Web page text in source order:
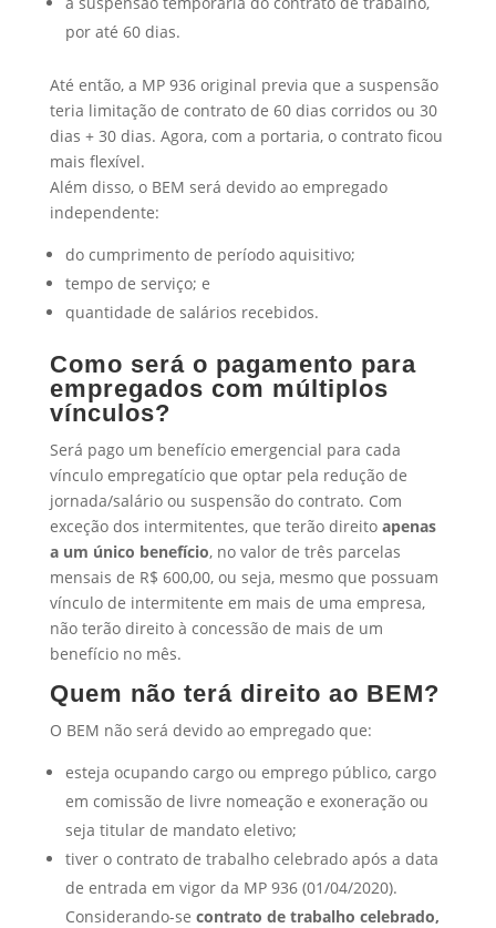
por até 60 dias.
Até então, a MP 936 original previa que a suspensão
teria limitação de contrato de 60 dias corridos ou 30
dias + 30 dias. Agora, com a portaria, o contrato ficou
mais flexível.
Além disso, o BEM será devido ao empregado
independente:
do cumprimento de período aquisitivo;
tempo de serviço; e
quantidade de salários recebidos.
Como será o pagamento para
empregados com múltiplos
vínculos?
Será pago um benefício emergencial para cada
vínculo empregatício que optar pela redução de
jornada/salário ou suspensão do contrato. Com
exceção dos intermitentes, que terão direito apenas
a um único benefício, no valor de três parcelas
mensais de R$ 600,00, ou seja, mesmo que possuam
vínculo de intermitente em mais de uma empresa,
não terão direito à concessão de mais de um
benefício no mês.
Quem não terá direito ao BEM?
O BEM não será devido ao empregado que:
esteja ocupando cargo ou emprego público, cargo
em comissão de livre nomeação e exoneração ou
seja titular de mandato eletivo;
tiver o contrato de trabalho celebrado após a data
de entrada em vigor da MP 936 (01/04/2020).
Considerando-se contrato de trabalho celebrado,